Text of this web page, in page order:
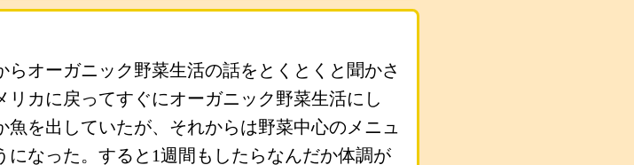
オーガニック野菜生活の話をとくとくと聞かさ
カに戻ってすぐにオーガニック野菜生活にし
を出していたが、それからは野菜中心のメニュ
なった。すると1週間もしたらなんだか体調が